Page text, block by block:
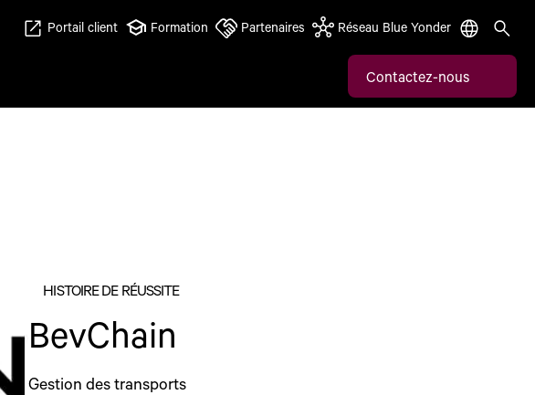
Portail client Formation Partenaires Réseau Blue Yonder
Contactez-nous
HISTOIRE DE RÉUSSITE
BevChain
Gestion des transports